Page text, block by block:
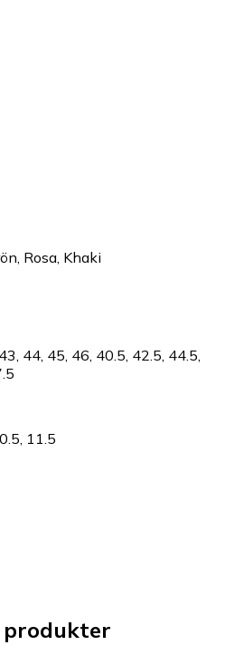
, Rosa, Khaki
43, 44, 45, 46, 40.5, 42.5, 44.5,
, 11.5